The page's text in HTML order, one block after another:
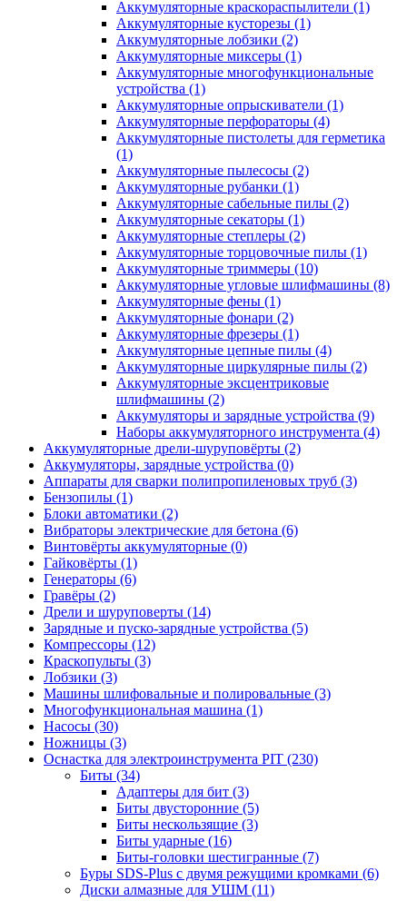
Аккумуляторные краскораспылители (1)
Аккумуляторные кусторезы (1)
Аккумуляторные лобзики (2)
Аккумуляторные миксеры (1)
Аккумуляторные многофункциональные
устройства (1)
Аккумуляторные опрыскиватели (1)
Аккумуляторные перфораторы (4)
Аккумуляторные пистолеты для герметика
(1)
Аккумуляторные пылесосы (2)
Аккумуляторные рубанки (1)
Аккумуляторные сабельные пилы (2)
Аккумуляторные секаторы (1)
Аккумуляторные степлеры (2)
Аккумуляторные торцовочные пилы (1)
Аккумуляторные триммеры (10)
Аккумуляторные угловые шлифмашины (8)
Аккумуляторные фены (1)
Аккумуляторные фонари (2)
Аккумуляторные фрезеры (1)
Аккумуляторные цепные пилы (4)
Аккумуляторные циркулярные пилы (2)
Аккумуляторные эксцентриковые
шлифмашины (2)
Аккумуляторы и зарядные устройства (9)
Наборы аккумуляторного инструмента (4)
Аккумуляторные дрели-шуруповёрты (2)
Аккумуляторы, зарядные устройства (0)
Аппараты для сварки полипропиленовых труб (3)
Бензопилы (1)
Блоки автоматики (2)
Вибраторы электрические для бетона (6)
Винтовёрты аккумуляторные (0)
Гайковёрты (1)
Генераторы (6)
Гравёры (2)
Дрели и шуруповерты (14)
Зарядные и пуско-зарядные устройства (5)
Компрессоры (12)
Краскопульты (3)
Лобзики (3)
Машины шлифовальные и полировальные (3)
Многофункциональная машина (1)
Насосы (30)
Ножницы (3)
Оснастка для электроинструмента PIT (230)
Биты (34)
Адаптеры для бит (3)
Биты двусторонние (5)
Биты нескользящие (3)
Биты ударные (16)
Биты-головки шестигранные (7)
Буры SDS-Plus c двумя режущими кромками (6)
Диски алмазные для УШМ (11)